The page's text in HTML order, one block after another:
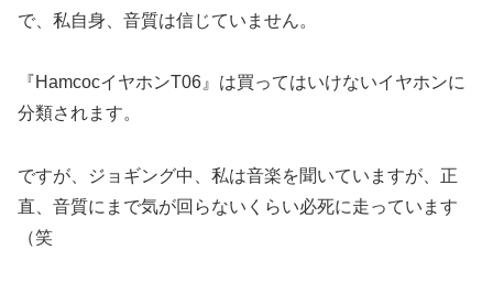
で、私自身、音質は信じていません。
『HamcocイヤホンT06』は買ってはいけないイヤホンに
分類されます。
ですが、ジョギング中、私は音楽を聞いていますが、正
直、音質にまで気が回らないくらい必死に走っています
（笑